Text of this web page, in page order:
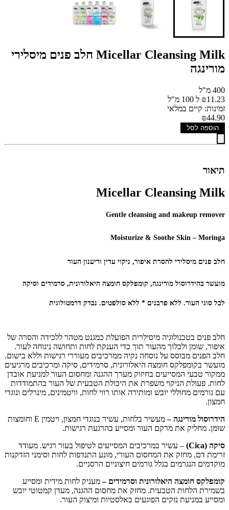
Micellar Cleansing Milk חלב פנים מיסלירי
מורינגה
400 מ"ל
₪11.23 ל 100 מ"ל
זמינות: קיים במלאי
₪44.90
הוספה לסל
תיאור
Micellar Cleansing Milk
Gentle cleansing and makeup remover
Moisturize & Soothe Skin – Moringa
חלב פנים מיסלירי להסרת איפור, ניקוי עדין וריענון העור
מועשר בהידרוסול מורינגה, קומפלקס חומצה היאלורונית, סרמידים וסיקה
לכל סוגי העור. ללא פרבנים * ללא סולפטים. נבדק דרמטולוגית
חלב פנים בטכנולוגיה מיסילרית הפועלת כמגנט מטהר ללכידה והסרה של
איפור, שומן ולכלוך מהעור תוך כדי הענקת לחות ותחושה נינוחה לעור.
חלב הפנים מבוסס על נוסחה נקיה ממרכיבים מעוררי רגישות וללא בישום.
מועשר בקומפלקס חומצה היאלורונית, סרמידים, סיקה ומרכיבים מרגיעים
ממקור טבעי המסייעים בחיזוק מערך ההגנה ומחסום העור למניעת אובדן
לחות. פעולת הניקוי משפרת את היכולת הטבעית של העור בהתמודדות
עם גורמים מחוללי יובש ומותירה אותו רווי לחות, וויטמינים, מינרלים ונוגדי
חמצון.
הידרוסול מורינגה –
מעשיר בלחות, עשיר בנוגדי חמצון, ויטמין E וחומצות
שומן. מחליק את מרקם העור ומסייע בהרגעת רגישות.
סיקה (Cica)
– עשיר במרכיבים המסייעים לטיפול בעור רגיש. מעודד
זרימת דם, מחזק את המחסום העורי, מונע התנדפות לחות וסימני הזדקנות
מוקדמים הנגרמים בגלל גורמים חיצוניים הרסניים.
קומפלקס חומצה היאלורונית וסרמידים –מעניק לחות מידית ומסייע
בשמירת הלחות הטבעית. מחזק את מחסום ההגנה, מעדן קמטוטי יובש
ומסייע במניעת נזקים הפוגעים באלסטיות ומיצוק העור.